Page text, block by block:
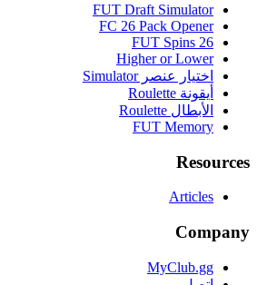
FUT Draft Simulator
FC 26 Pack Opener
FUT Spins 26
Higher or Lower
اختيار عنصر Simulator
أيقونة Roulette
الأبطال Roulette
FUT Memory
Resources
Articles
Company
MyClub.gg